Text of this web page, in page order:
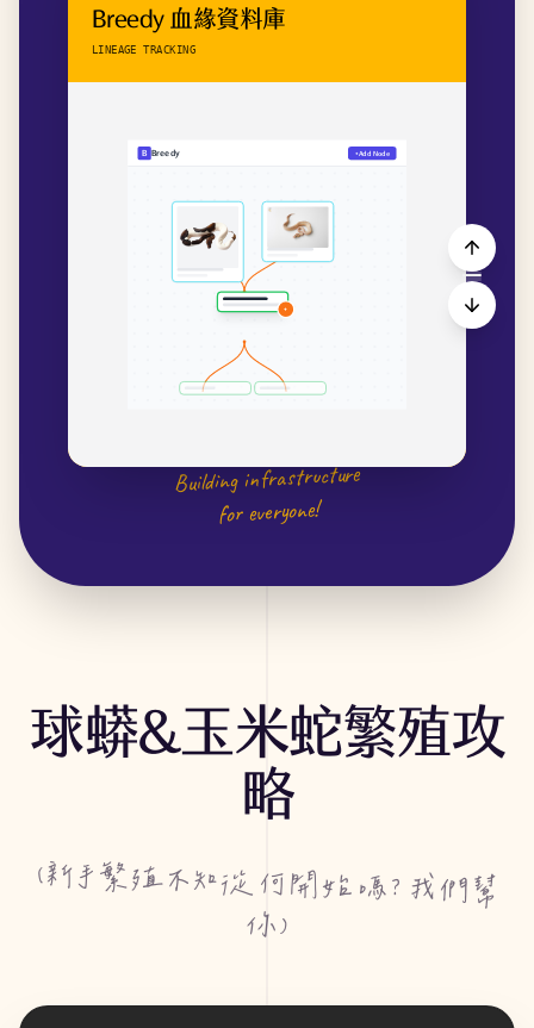
Breedy 血緣資料庫
LINEAGE TRACKING
B Breedy + Add Node
CHILD
+
Building infrastructure
for everyone!
球蟒&玉米蛇繁殖攻
略
(新手繁殖不知從何開始嗎? 我們幫
你)